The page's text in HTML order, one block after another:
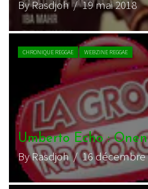
By Rasdjoh/ 19 mai 2018
CHRONIQUE REGGAE WEBZINE REGGAE
Umberto Echo :
By Rasdjoh/ 16 décembre